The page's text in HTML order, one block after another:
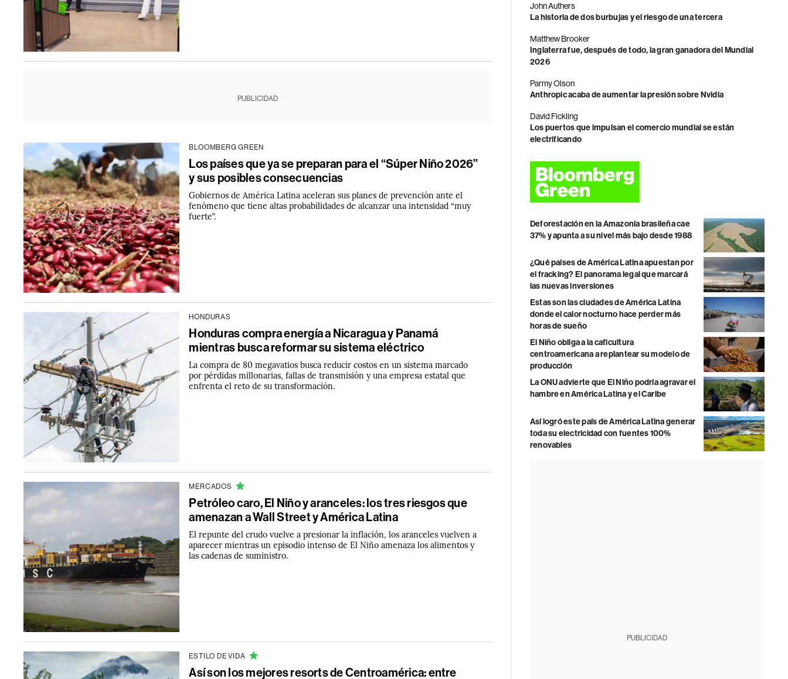
PUBLICIDAD
BLOOMBERG GREEN
Los países que ya se preparan para el “Súper Niño 2026”
y sus posibles consecuencias
Gobiernos de América Latina aceleran sus planes de prevención ante el
fenómeno que tiene altas probabilidades de alcanzar una intensidad “muy
fuerte”.
HONDURAS
Honduras compra energía a Nicaragua y Panamá
mientras busca reformar su sistema eléctrico
La compra de 80 megavatios busca reducir costos en un sistema marcado
por pérdidas millonarias, fallas de transmisión y una empresa estatal que
enfrenta el reto de su transformación.
MERCADOS
Petróleo caro, El Niño y aranceles: los tres riesgos que
amenazan a Wall Street y América Latina
El repunte del crudo vuelve a presionar la inflación, los aranceles vuelven a
aparecer mientras un episodio intenso de El Niño amenaza los alimentos y
las cadenas de suministro.
ESTILO DE VIDA
Así son los mejores resorts de Centroamérica: entre
John Authers
La historia de dos burbujas y el riesgo de una tercera
Matthew Brooker
Inglaterra fue, después de todo, la gran ganadora del Mundial
2026
Parmy Olson
Anthropic acaba de aumentar la presión sobre Nvidia
David Fickling
Los puertos que impulsan el comercio mundial se están
electrificando
Deforestación en la Amazonía brasileña cae
37% y apunta a su nivel más bajo desde 1988
¿Qué países de América Latina apuestan por
el fracking? El panorama legal que marcará
las nuevas inversiones
Estas son las ciudades de América Latina
donde el calor nocturno hace perder más
horas de sueño
El Niño obliga a la caficultura
centroamericana a replantear su modelo de
producción
La ONU advierte que El Niño podría agravar el
hambre en América Latina y el Caribe
Así logró este país de América Latina generar
toda su electricidad con fuentes 100%
renovables
PUBLICIDAD